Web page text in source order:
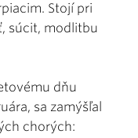
Stojí pri
súcit, modlitbu
dňu
sa zamýšľal
chorých: